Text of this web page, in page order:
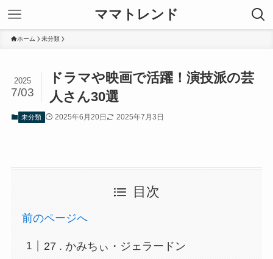
ママトレンド
ホーム 未分類
ドラマや映画で活躍！演技派の芸
人さん30選
2025
7/03
未分類 2025年6月20日 2025年7月3日
目次
前のページへ
27 . かみちぃ・ジェラードン